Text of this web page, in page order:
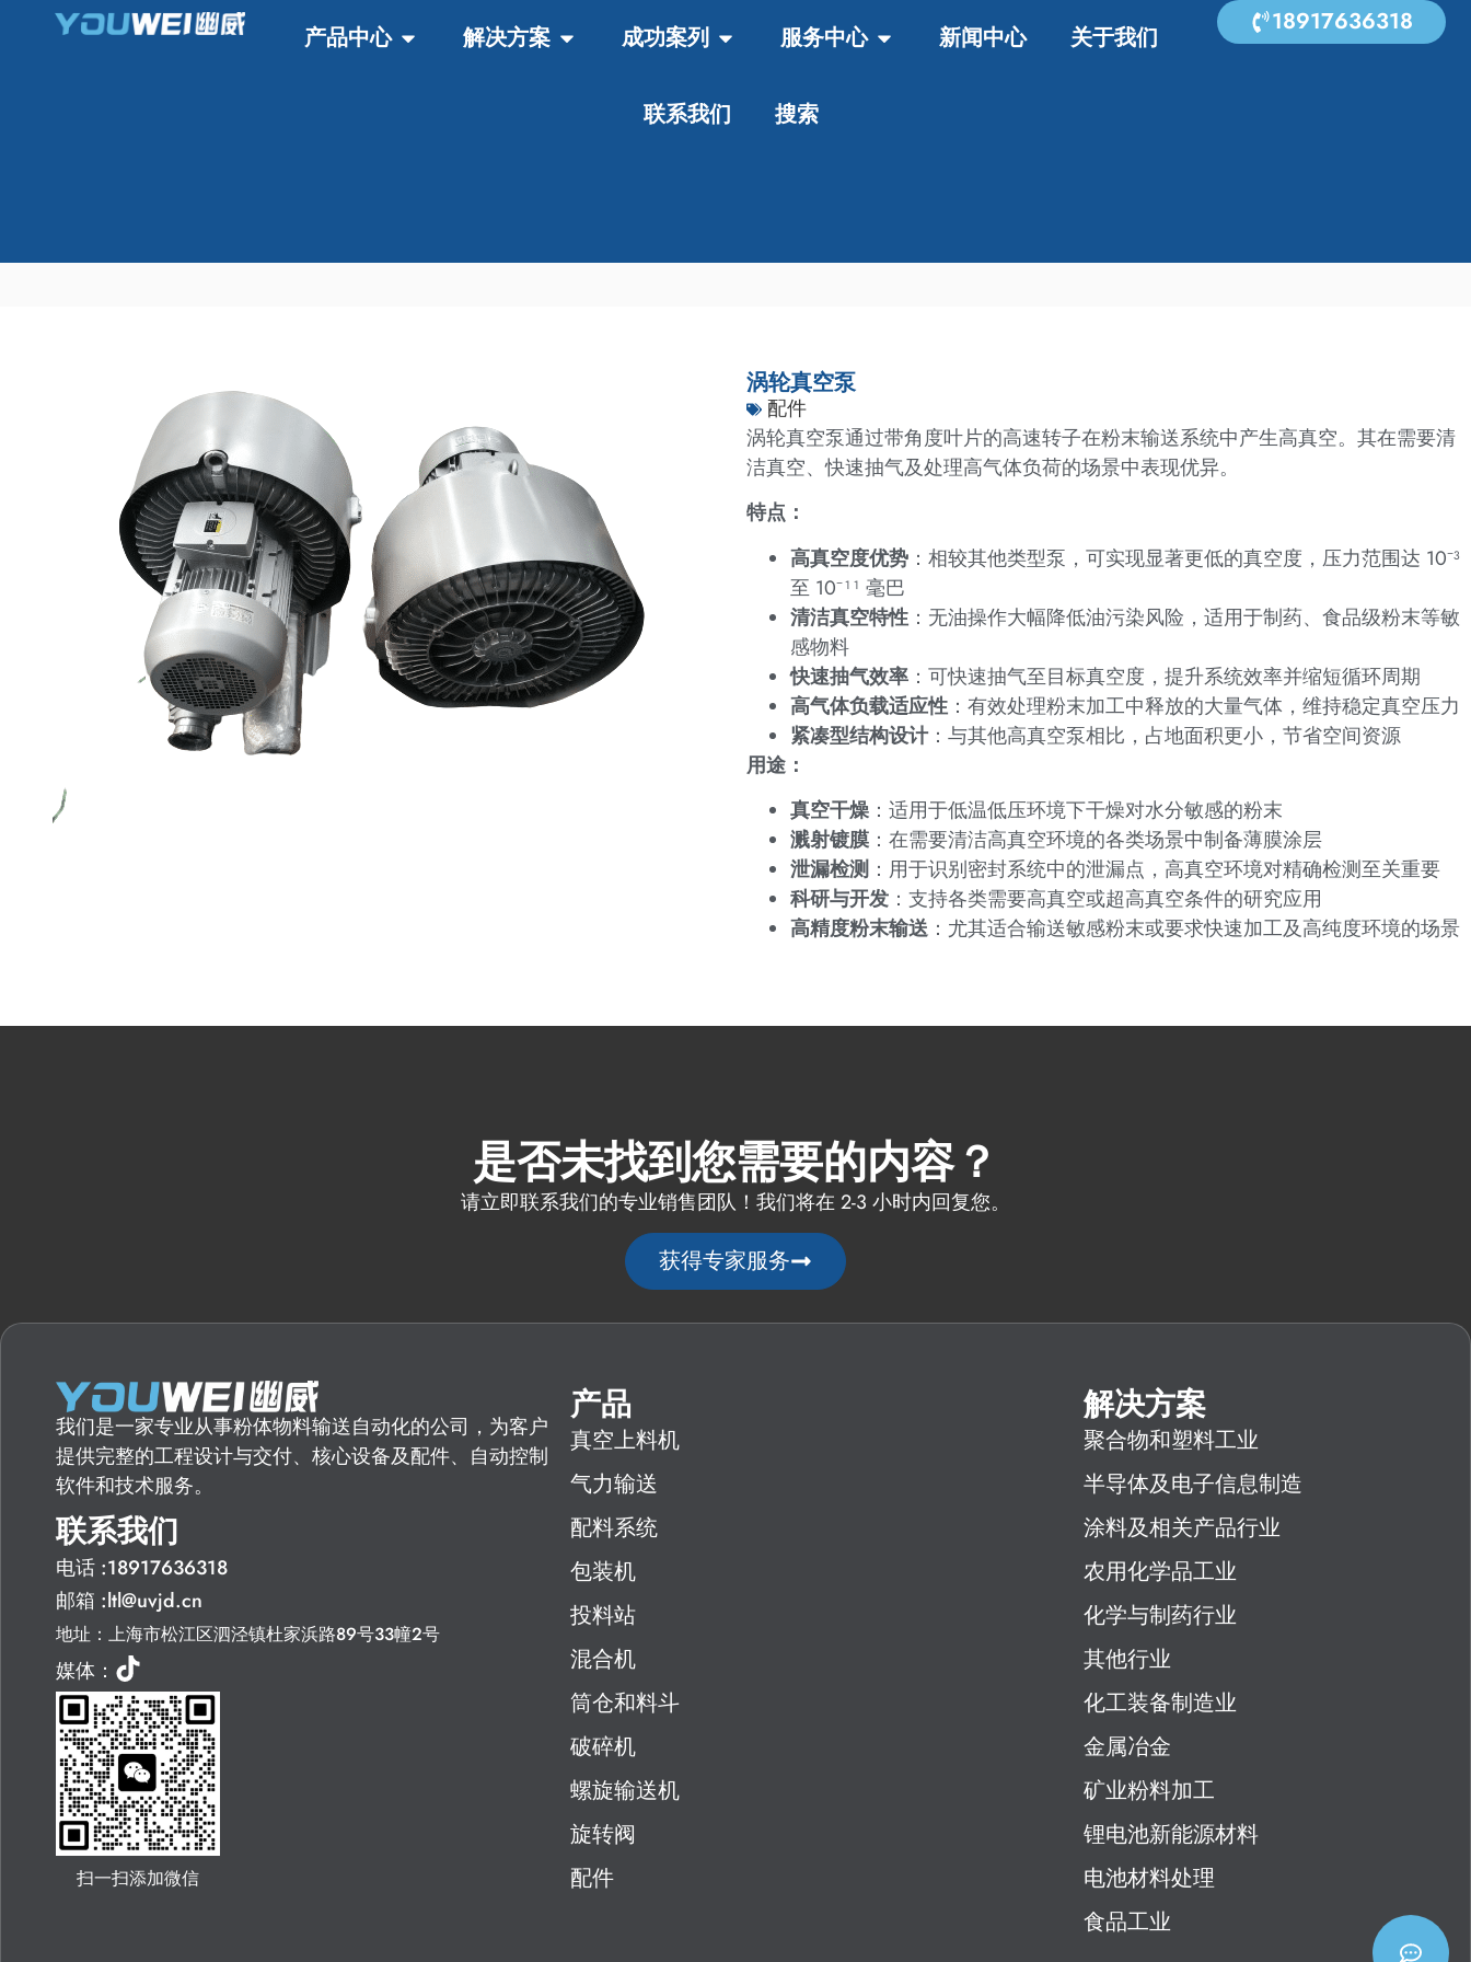
产品中心 解决方案 成功案列 服务中心 新闻中心 关于我们
联系我们 搜索
18917636318
涡轮真空泵
配件
涡轮真空泵通过带角度叶片的高速转子在粉末输送系统中产生高真空。其在需要清
洁真空、快速抽气及处理高气体负荷的场景中表现优异。
特点：
高真空度优势 ：相较其他类型泵，可实现显著更低的真空度，压力范围达 10⁻³
至 10⁻¹¹ 毫巴
清洁真空特性 ：无油操作大幅降低油污染风险，适用于制药、食品级粉末等敏
感物料
快速抽气效率 ：可快速抽气至目标真空度，提升系统效率并缩短循环周期
高气体负载适应性 ：有效处理粉末加工中释放的大量气体，维持稳定真空压力
紧凑型结构设计：与其他高真空泵相比，占地面积更小，节省空间资源
用途：
真空干燥 ：适用于低温低压环境下干燥对水分敏感的粉末
溅射镀膜 ：在需要清洁高真空环境的各类场景中制备薄膜涂层
泄漏检测 ：用于识别密封系统中的泄漏点，高真空环境对精确检测至关重要
科研与开发 ：支持各类需要高真空或超高真空条件的研究应用
高精度粉末输送 ：尤其适合输送敏感粉末或要求快速加工及高纯度环境的场景
是否未找到您需要的内容？
请立即联系我们的专业销售团队！我们将在 2-3 小时内回复您。
获得专家服务
我们是一家专业从事粉体物料输送自动化的公司，为客户
提供完整的工程设计与交付、核心设备及配件、自动控制
软件和技术服务。
联系我们
电话 :18917636318
邮箱 :ltl@uvjd.cn
地址：上海市松江区泗泾镇杜家浜路89号33幢2号
媒体：
扫一扫添加微信
产品
真空上料机
气力输送
配料系统
包装机
投料站
混合机
筒仓和料斗
破碎机
螺旋输送机
旋转阀
配件
解决方案
聚合物和塑料工业
半导体及电子信息制造
涂料及相关产品行业
农用化学品工业
化学与制药行业
其他行业
化工装备制造业
金属冶金
矿业粉料加工
锂电池新能源材料
电池材料处理
食品工业